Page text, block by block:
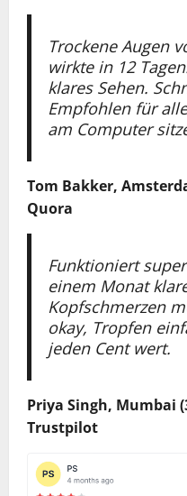
Trockene Augen
wirkte in 12
klares Sehen.
Empfohlen für
am Computer
Tom Bakker,
Quora
Funktioniert
einem Monat
Kopfschmerzen
okay, Tropfen
jeden Cent wert.
Priya Singh, Mumbai
Trustpilot